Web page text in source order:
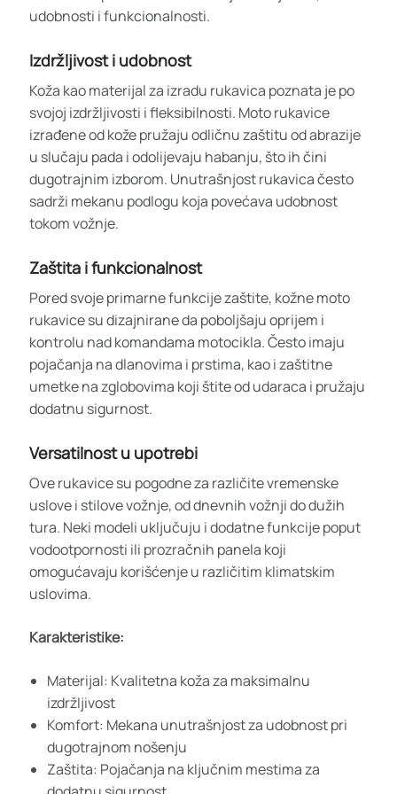
udobnosti i funkcionalnosti.
Izdržljivost i udobnost
Koža kao materijal za izradu rukavica poznata je po
svojoj izdržljivosti i fleksibilnosti. Moto rukavice
izrađene od kože pružaju odličnu zaštitu od abrazije
u slučaju pada i odolijevaju habanju, što ih čini
dugotrajnim izborom. Unutrašnjost rukavica često
sadrži mekanu podlogu koja povećava udobnost
tokom vožnje.
Zaštita i funkcionalnost
Pored svoje primarne funkcije zaštite, kožne moto
rukavice su dizajnirane da poboljšaju oprijem i
kontrolu nad komandama motocikla. Često imaju
pojačanja na dlanovima i prstima, kao i zaštitne
umetke na zglobovima koji štite od udaraca i pružaju
dodatnu sigurnost.
Versatilnost u upotrebi
Ove rukavice su pogodne za različite vremenske
uslove i stilove vožnje, od dnevnih vožnji do dužih
tura. Neki modeli uključuju i dodatne funkcije poput
vodootpornosti ili prozračnih panela koji
omogućavaju korišćenje u različitim klimatskim
uslovima.
Karakteristike:
Materijal: Kvalitetna koža za maksimalnu
izdržljivost
Komfort: Mekana unutrašnjost za udobnost pri
dugotrajnom nošenju
Zaštita: Pojačanja na ključnim mestima za